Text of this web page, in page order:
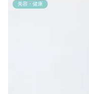
美容・健康